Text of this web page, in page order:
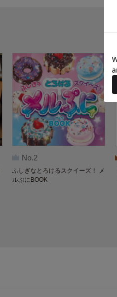
No.2
ふしぎなとろけるスクイーズ！ メ
ルぷにBOOK